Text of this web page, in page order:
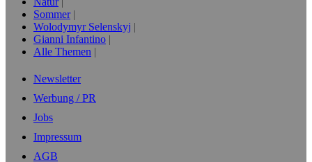
Sommer
Wolodymyr Selenskyj
Gianni Infantino
Alle Themen
Newsletter
Werbung / PR
Jobs
Impressum
AGB